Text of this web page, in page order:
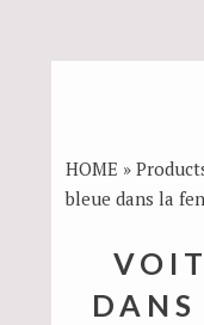
HOME »
bleue dans la